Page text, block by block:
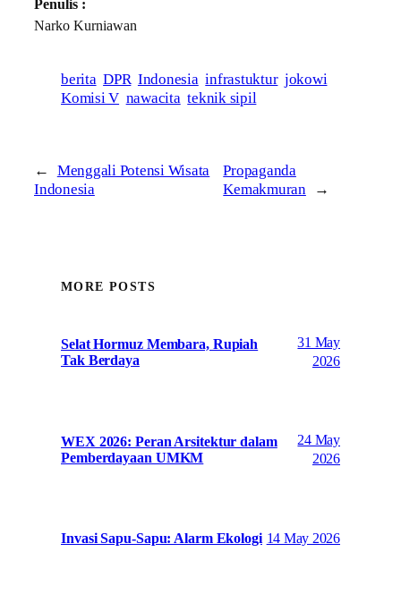
Penulis :
Narko Kurniawan
berita DPR Indonesia infrastuktur jokowi
Komisi V nawacita teknik sipil
←
Menggali Potensi Wisata
Indonesia
Propaganda
Kemakmuran
→
MORE POSTS
Selat Hormuz Membara, Rupiah
Tak Berdaya
31 May
2026
WEX 2026: Peran Arsitektur dalam
Pemberdayaan UMKM
24 May
2026
Invasi Sapu-Sapu: Alarm Ekologi 14 May 2026